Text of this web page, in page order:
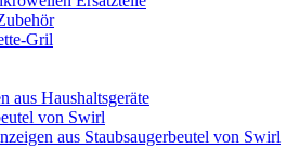
Gril
aus Haushaltsgeräte
von Swirl
aus Staubsaugerbeutel von Swirl